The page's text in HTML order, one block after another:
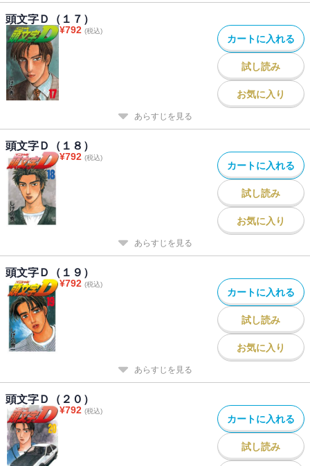
頭文字Ｄ（１７）
¥792 (税込)
カートに入れる
試し読み
お気に入り
あらすじを見る
頭文字Ｄ（１８）
¥792 (税込)
カートに入れる
試し読み
お気に入り
あらすじを見る
頭文字Ｄ（１９）
¥792 (税込)
カートに入れる
試し読み
お気に入り
あらすじを見る
頭文字Ｄ（２０）
¥792 (税込)
カートに入れる
試し読み